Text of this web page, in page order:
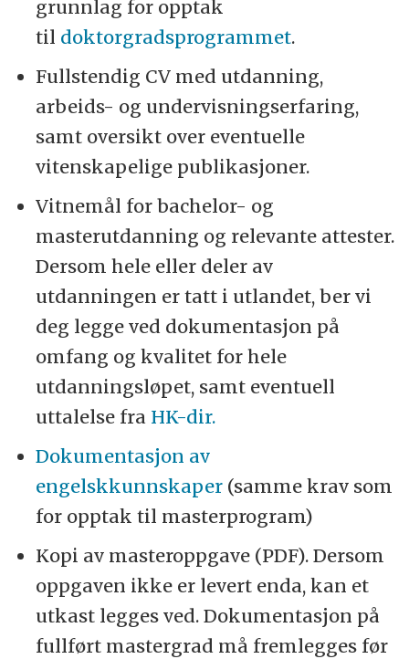
grunnlag for opptak
til doktorgradsprogrammet.
Fullstendig CV med utdanning,
arbeids- og undervisningserfaring,
samt oversikt over eventuelle
vitenskapelige publikasjoner.
Vitnemål for bachelor- og
masterutdanning og relevante attester.
Dersom hele eller deler av
utdanningen er tatt i utlandet, ber vi
deg legge ved dokumentasjon på
omfang og kvalitet for hele
utdanningsløpet, samt eventuell
uttalelse fra HK-dir.
Dokumentasjon av
engelskkunnskaper (samme krav som
for opptak til masterprogram)
Kopi av masteroppgave (PDF). Dersom
oppgaven ikke er levert enda, kan et
utkast legges ved. Dokumentasjon på
fullført mastergrad må fremlegges før